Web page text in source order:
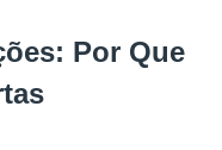
Por Que